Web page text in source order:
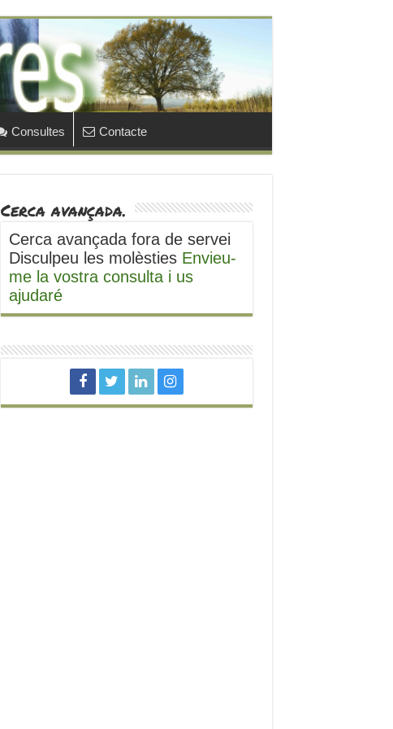
Consultes Contacte
Cerca avançada.
Cerca avançada fora de servei
Disculpeu les molèsties Envieu-
me la vostra consulta i us
ajudaré